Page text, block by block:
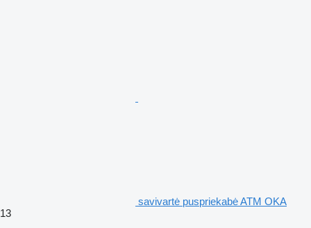
savivartė puspriekabė ATM OKA
13